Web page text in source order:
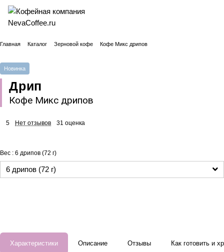
Главная Каталог Зерновой кофе Кофе Микс дрипов
Новинка
Дрип
Кофе Микс дрипов
5 Нет отзывов 31 оценка
Вес : 6 дрипов (72 г)
6 дрипов (72 г)
Характеристики Описание Отзывы Как готовить и